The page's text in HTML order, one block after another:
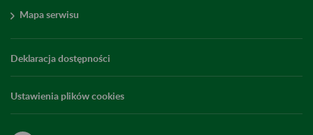
Mapa serwisu
Deklaracja dostępności
Ustawienia plików cookies